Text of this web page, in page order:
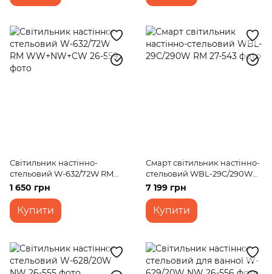
Світильник настінно-
стельовий W-632/72W RM
WW+NW+CW
1 650 грн
Купити
Смарт світильник настінно-
стельовий WBL-29C/290W
RM
7 199 грн
Купити